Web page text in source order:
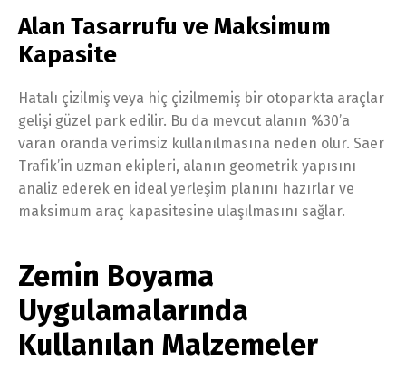
Alan Tasarrufu ve Maksimum
Kapasite
Hatalı çizilmiş veya hiç çizilmemiş bir otoparkta araçlar
gelişi güzel park edilir. Bu da mevcut alanın %30’a
varan oranda verimsiz kullanılmasına neden olur. Saer
Trafik’in uzman ekipleri, alanın geometrik yapısını
analiz ederek en ideal yerleşim planını hazırlar ve
maksimum araç kapasitesine ulaşılmasını sağlar.
Zemin Boyama
Uygulamalarında
Kullanılan Malzemeler